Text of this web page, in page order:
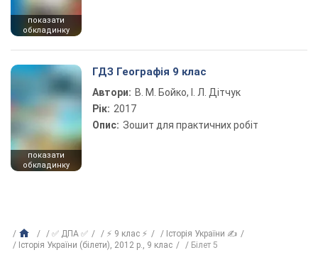
показати
обкладинку
показати
обкладинку
ГДЗ Географія 9 клас
Автори: В. М. Бойко, І. Л. Дітчук
Рік: 2017
Опис: Зошит для практичних робіт
✅ ДПА ✅ ⚡ 9 клас ⚡
Історія України ✍
Історія України (білети), 2012 р., 9 клас
Білет 5